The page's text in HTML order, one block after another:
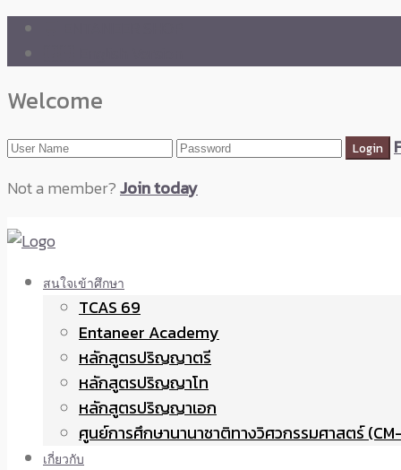
Welcome
Not a member?Join today
สนใจเข้าศึกษา
TCAS 69
Entaneer Academy
หลักสูตรปริญญาตรี
หลักสูตรปริญญาโท
หลักสูตรปริญญาเอก
ศูนย์การศึกษานานาชาติทางวิศวกรรมศาสตร์
เกี่ยวกับ